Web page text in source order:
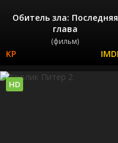
Обитель зла: Последняя
глава
(фильм)
HD